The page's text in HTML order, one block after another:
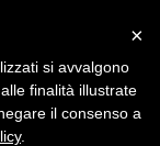
×
si avvalgono
finalità illustrate
il consenso a
.